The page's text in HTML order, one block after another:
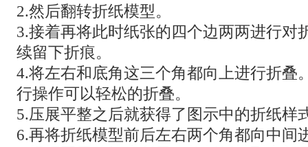
2.然后翻转折纸模型。
3.接着再将此时纸张的四个边两两进行对
续留下折痕。
4.将左右和底角这三个角都向上进行折叠
行操作可以轻松的折叠。
5.压展平整之后就获得了图示中的折纸样
6.再将折纸模型前后左右两个角都向中间